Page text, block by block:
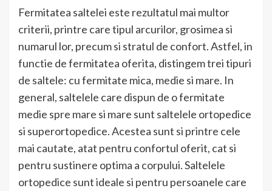
Fermitatea saltelei este rezultatul mai multor
criterii, printre care tipul arcurilor, grosimea si
numarul lor, precum si stratul de confort. Astfel, in
functie de fermitatea oferita, distingem trei tipuri
de saltele: cu fermitate mica, medie si mare. In
general, saltelele care dispun de o fermitate
medie spre mare si mare sunt saltelele ortopedice
si superortopedice. Acestea sunt si printre cele
mai cautate, atat pentru confortul oferit, cat si
pentru sustinere optima a corpului. Saltelele
ortopedice sunt ideale si pentru persoanele care